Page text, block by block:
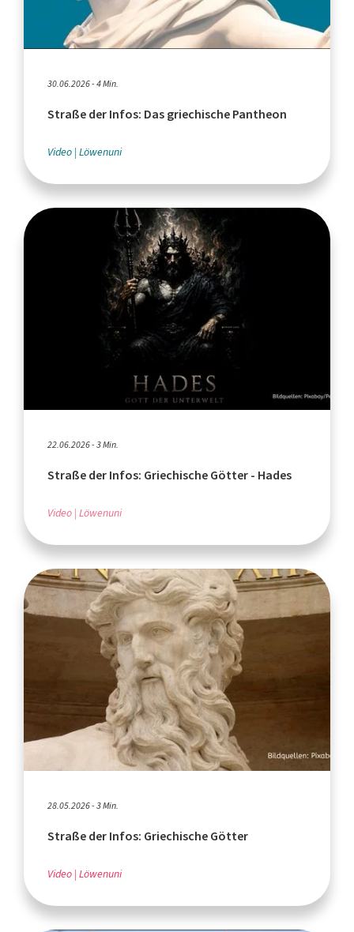
30.06.2026 - 4 Min.
Straße der Infos: Das griechische Pantheon
Video Löwenuni
22.06.2026 - 3 Min.
Straße der Infos: Griechische Götter - Hades
Video Löwenuni
28.05.2026 - 3 Min.
Straße der Infos: Griechische Götter
Video Löwenuni